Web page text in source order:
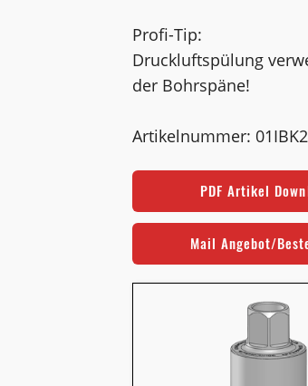
Profi-Tip:
Druckluftspülung
der Bohrspäne!
Artikelnummer:
PDF Artikel
Mail Angebot/